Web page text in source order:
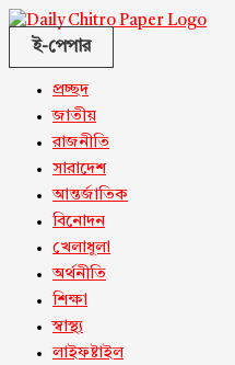
ই-পেপার
প্রচ্ছদ
জাতীয়
রাজনীতি
সারাদেশ
আন্তর্জাতিক
বিনোদন
খেলাধুলা
অর্থনীতি
শিক্ষা
স্বাস্থ্য
লাইফষ্টাইল